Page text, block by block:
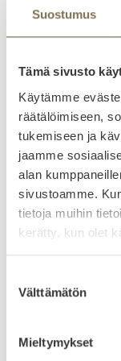
Suostumus
Tämä sivusto
Käytämme
räätälöimiseen,
tukemiseen ja
jaamme
alan
sivustoamme.
tietoja muihin
kerätty, kun olet
valinta
Välttämätön
Mieltymykset
paneelikiinnikkeet
Lähetä
saatavilla
Sijoittelu